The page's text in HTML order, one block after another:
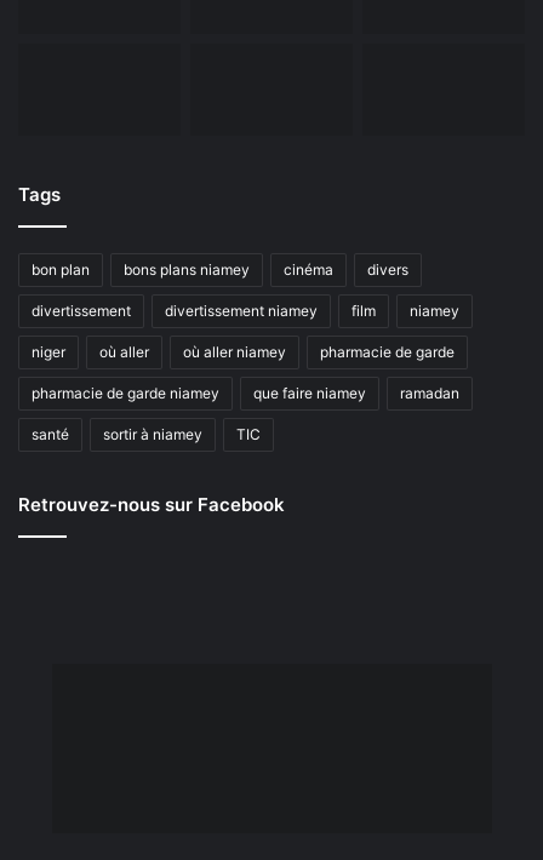
Tags
bon plan bons plans niamey cinéma divers
divertissement divertissement niamey film niamey
niger où aller où aller niamey pharmacie de garde
pharmacie de garde niamey que faire niamey ramadan
santé sortir à niamey TIC
Retrouvez-nous sur Facebook